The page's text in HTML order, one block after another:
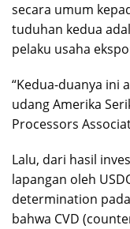
secara umum
tuduhan kedua
pelaku usaha
“Kedua-duanya ini
udang Amerika
Processors
Lalu, dari hasil
lapangan oleh
determination
bahwa CVD